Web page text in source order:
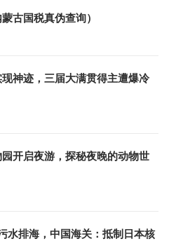
古国税真伪查询）
现神迹，三届大满贯得主遭爆冷
开启夜游，探秘夜晚的动物世
水排海，中国海关：抵制日本核